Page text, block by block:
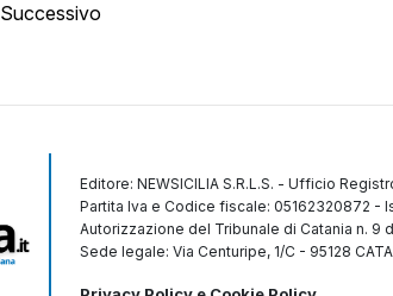
Successivo
Editore: NEWSICILIA S.R.L.S. - Ufficio
Partita Iva e Codice fiscale: 05162320872 -
Autorizzazione del Tribunale di Catania n. 9
Sede legale: Via Centuripe, 1/C - 95128